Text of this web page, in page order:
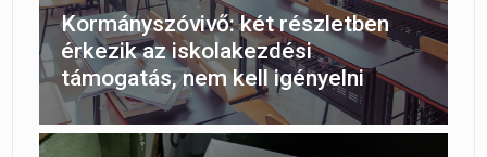
Kormányszóvivő: két részletben
érkezik az iskolakezdési
támogatás, nem kell igényelni